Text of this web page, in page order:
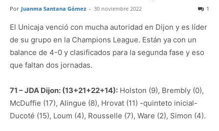
Por Juanma Santana Gómez - 30 noviembre 2022 1
El Unicaja venció con mucha autoridad en Dijon y es líder
de su grupo en la Champions League. Están ya con un
balance de 4-0 y clasificados para la segunda fase y eso
que faltan dos jornadas.
71 – JDA Dijon: (13+21+22+14): Holston (9), Brembly (0),
McDuffie (17), Alingue (8), Hrovat (11) -quinteto inicial-
Ducoté (15), Loum (4), Rousselle (7), Ware (2), Simon (4).